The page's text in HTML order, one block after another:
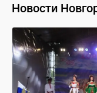
Новости